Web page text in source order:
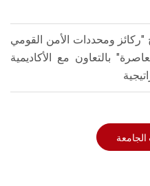
ومحددات الأمن القومي
بالتعاون مع الأكاديمية